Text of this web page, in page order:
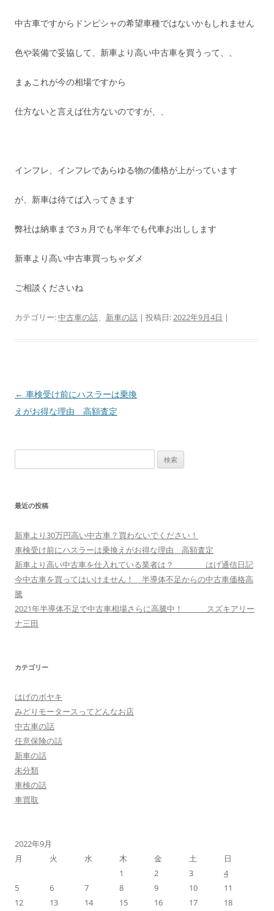
中古車ですからドンピシャの希望車種ではないかもしれません
色や装備で妥協して、新車より高い中古車を買うって、、
まぁこれが今の相場ですから
仕方ないと言えば仕方ないのですが、、
インフレ、インフレであらゆる物の価格が上がっています
が、新車は待てば入ってきます
弊社は納車まで3ヵ月でも半年でも代車お出しします
新車より高い中古車買っちゃダメ
ご相談くださいね
カテゴリー:中古車の話、 新車の話 | 投稿日:2022年9月4日 |
投
稿
ン
← 車検受け前にハスラーは乗換
えがお得な理由 高額査定
索:
最近の投稿
新車より30万円高い中古車？買わないでください！
車検受け前にハスラーは乗換えがお得な理由 高額査定
新車より高い中古車を仕入れている業者は？ はげ通信日記
今中古車を買ってはいけません！ 半導体不足からの中古車価格高
騰
2021年半導体不足で中古車相場さらに高騰中！ スズキアリー
ナ三田
カテゴリー
はげのボヤキ
みどりモータースってどんなお店
中古車の話
任意保険の話
新車の話
未分類
車検の話
車買取
2022年9月
月
火 水 木 金 土
日
1
2 3
4
5
6 7 8 9 10
11
12
13 14 15 16 17
18